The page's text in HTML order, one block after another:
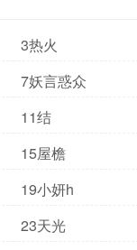
3热火
7妖言惑众
11结
15屋檐
19小妍h
23天光